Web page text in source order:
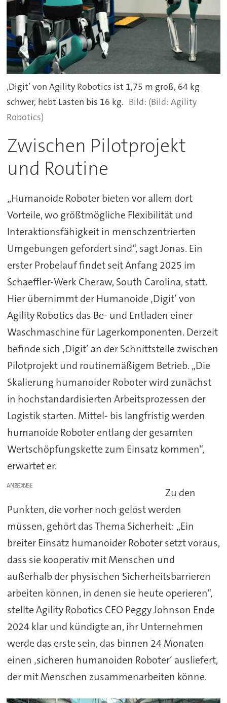
‚Digit’ von Agility Robotics ist 1,75 m groß, 64 kg
schwer, hebt Lasten bis 16 kg.
(Bild: Agility
Robotics)
Zwischen Pilotprojekt
und Routine
„Humanoide Roboter bieten vor allem dort
Vorteile, wo größtmögliche Flexibilität und
Interaktionsfähigkeit in menschzentrierten
Umgebungen gefordert sind“, sagt Jonas. Ein
erster Probelauf findet seit Anfang 2025 im
Schaeffler-Werk Cheraw, South Carolina, statt.
Hier übernimmt der Humanoide ‚Digit’ von
Agility Robotics das Be- und Entladen einer
Waschmaschine für Lagerkomponenten. Derzeit
befinde sich ‚Digit’ an der Schnittstelle zwischen
Pilotprojekt und routinemäßigem Betrieb. „Die
Skalierung humanoider Roboter wird zunächst
in hochstandardisierten Arbeitsprozessen der
Logistik starten. Mittel- bis langfristig werden
humanoide Roboter entlang der gesamten
Wertschöpfungskette zum Einsatz kommen“,
erwartet er.
ANZEIGE
Zu den
Punkten, die vorher noch gelöst werden
müssen, gehört das Thema Sicherheit: „Ein
breiter Einsatz humanoider Roboter setzt voraus,
dass sie kooperativ mit Menschen und
außerhalb der physischen Sicherheitsbarrieren
arbeiten können, in denen sie heute operieren“,
stellte Agility Robotics CEO Peggy Johnson Ende
2024 klar und kündigte an, ihr Unternehmen
werde das erste sein, das binnen 24 Monaten
einen ‚sicheren humanoiden Roboter‘ ausliefert,
der mit Menschen zusammenarbeiten könne.